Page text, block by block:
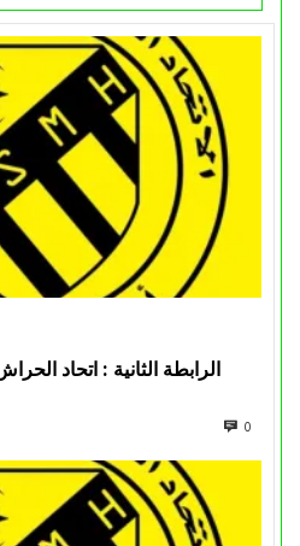
الرابطة الثانية : اتحاد
0